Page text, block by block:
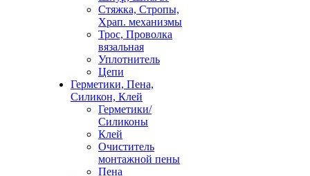
Стяжка, Стропы,
Храп. механизмы
Трос, Проволка
вязальная
Уплотнитель
Цепи
Герметики, Пена,
Силикон, Клей
Герметики/
Силиконы
Клей
Очиститель
монтажной пены
Пена